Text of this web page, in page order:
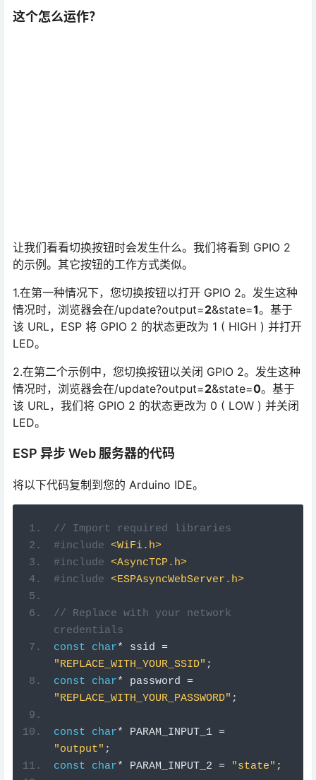
这个怎么运作？
1.在第一种情况下，您切换按钮以打开 GPIO 2。发生这种
情况时，浏览器会在/update?output=
LED。
2.在第二个示例中，您切换按钮以关闭 GPIO 2。发生这种
情况时，浏览器会在/update?output=
LED。
ESP 异步 Web 服务器的代码
// Import required libraries
#include
<ESPAsyncWebServer.h>
// Replace with your network
credentials
"REPLACE_WITH_YOUR_SSID";
const
char*
"REPLACE_WITH_YOUR_PASSWORD"
const char PARAM_INPUT_1
"output";
// Create AsyncWebServer object on
port 80